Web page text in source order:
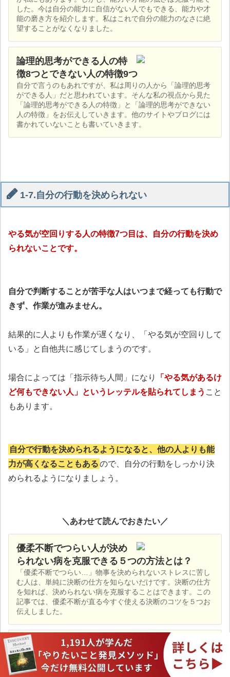
した。今は自分の能力に自信がない人でもできる、能力や才
能の磨き方を紹介します。私はこれで自分の能力のなさに絶
望することがなくなりました。
論理的思考ができる人の特
徴8つとできない人の特徴9つ
自分で言うのもあれですが、私は周りの人から「論理的思考
ができる人」だと思われています。そんな私の視点から見た
「論理的思考ができる人の特徴」と「論理的思考ができない
人の特徴」をお伝えしていきます。他のサイトやブログには
書かれていないことも書いていきます。
1-7.自分の行動を決められない
やる気が空回りする人の特徴7つ目は、自分の行動を決め
られないことです。
自分で判断することが苦手な人はいつまで経っても行動で
きず、作業が進みません。
結果的に人よりも作業が遅くなり、「やる気が空回りして
いる」と自他共に感じてしまうのです。
場合によっては「指示待ち人間」になり
「やる気があるけ
ど何もできない人」というレッテルを貼られてしまう こと
もあります。
自分で行動を決められるようになると、他の人よりも能
力が高くなることもあるので、自分の行動をしっかり決
められるようになりましょう。
＼あわせて読んでおきたい／
優柔不断でつらい人が決め
られない病を克服できる５つの方法とは？
「優柔不断でつらい…」物事を決められないストレスに苦し
む人は、単純に決断の仕方を知らないだけです。決断の仕方
を知れば、決められない病を克服することはできます。この
記事では、優柔不断が直る今すぐ使える決断のコツを５つお
伝えしました。
自分で決めることの大切さ
と自分で決める力の鍛え方
自分で決めることの大切さをどれだけ理解できるかで、幸福